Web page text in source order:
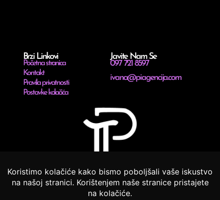
Digitalni marketing koji se mjeri rezultatima, ne
obećanjima.
Brzi Linkovi
Početna stranica
Kontakt
Pravila privatnosti
Postavke kolačića
Javite Nam Se
097 721 8597
ivana@piagencija.com